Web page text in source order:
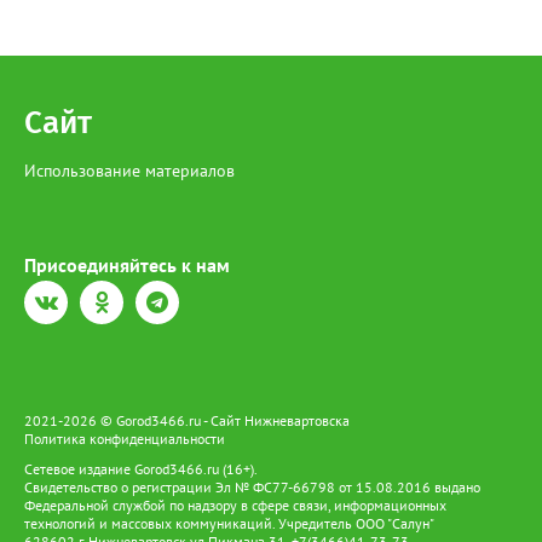
поступать. Процесс будет растянутым. Загрязнения могут
сообщает эксперт. Окончательный масштаб угрозы зависит от
самоочищению. Однако уже сейчас понятно: риск достижения
Сайт
Использование материалов
Присоединяйтесь к нам
2021-2026 © Gorod3466.ru - Сайт Нижневартовска
Политика конфиденциальности
Сетевое издание Gorod3466.ru (16+).
Свидетельство о регистрации Эл № ФС77-66798 от 15.08.2016 выдано
Федеральной службой по надзору в сфере связи, информационных
технологий и массовых коммуникаций. Учредитель ООО "Салун"